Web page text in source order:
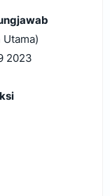
Utama)
2023